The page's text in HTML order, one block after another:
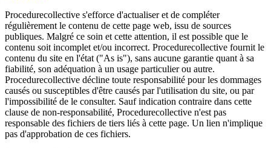
Procedurecollective s'efforce d'actualiser et de compléter
régulièrement le contenu de cette page web, issu de sources
publiques. Malgré ce soin et cette attention, il est possible que le
contenu soit incomplet et/ou incorrect. Procedurecollective fournit le
contenu du site en l'état ("As is"), sans aucune garantie quant à sa
fiabilité, son adéquation à un usage particulier ou autre.
Procedurecollective décline toute responsabilité pour les dommages
causés ou susceptibles d'être causés par l'utilisation du site, ou par
l'impossibilité de le consulter. Sauf indication contraire dans cette
clause de non-responsabilité, Procedurecollective n'est pas
responsable des fichiers de tiers liés à cette page. Un lien n'implique
pas d'approbation de ces fichiers.